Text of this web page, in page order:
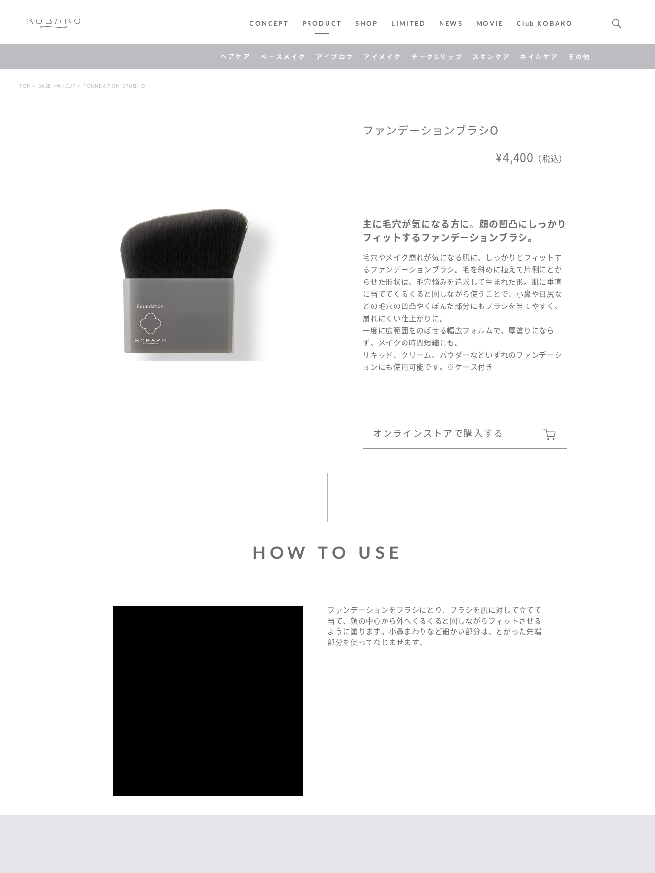
CONCEPT PRODUCT SHOP LIMITED NEWS MOVIE Club KOBAKO
ヘアケア ベースメイク アイブロウ アイメイク チーク&リップ スキンケア ネイルケア その他
TOP BASE MAKEUP FOUNDATION BRUSH O
ファンデーションブラシO
¥4,400 （税込）
オンラインストアで購入する
主に毛穴が気になる方に。顔の凹凸にしっかり
フィットするファンデーションブラシ。
毛穴やメイク崩れが気になる肌に、しっかりとフィットす
るファンデーションブラシ。毛を斜めに植えて片側にとが
らせた形状は、毛穴悩みを追求して生まれた形。肌に垂直
に当ててくるくると回しながら使うことで、小鼻や目尻な
どの毛穴の凹凸やくぼんだ部分にもブラシを当てやすく、
崩れにくい仕上がりに。
一度に広範囲をのばせる幅広フォルムで、厚塗りになら
ず、メイクの時間短縮にも。
リキッド、クリーム、パウダーなどいずれのファンデーシ
ョンにも使用可能です。※ケース付き
HOW TO USE
ファンデーションをブラシにとり、ブラシを肌に対して立てて
当て、顔の中心から外へくるくると回しながらフィットさせる
ように塗ります。小鼻まわりなど細かい部分は、とがった先端
部分を使ってなじませます。